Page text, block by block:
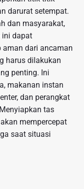
darurat setempat.
dan masyarakat,
ini dapat
dari ancaman
harus dilakukan
penting. Ini
makanan instan
dan perangkat
tas
mempercepat
saat situasi